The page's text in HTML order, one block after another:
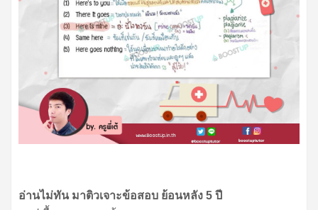
อ่านไม่ทัน มาติวเจาะข้อสอบ ย้อนหลัง 5 ปี